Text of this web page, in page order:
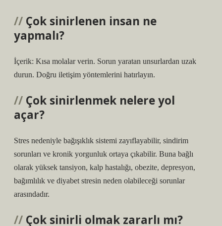
Çok sinirlenen insan ne
yapmalı?
İçerik: Kısa molalar verin. Sorun yaratan unsurlardan uzak
durun. Doğru iletişim yöntemlerini hatırlayın.
Çok sinirlenmek nelere yol
açar?
Stres nedeniyle bağışıklık sistemi zayıflayabilir, sindirim
sorunları ve kronik yorgunluk ortaya çıkabilir. Buna bağlı
olarak yüksek tansiyon, kalp hastalığı, obezite, depresyon,
bağımlılık ve diyabet stresin neden olabileceği sorunlar
arasındadır.
Çok sinirli olmak zararlı mı?